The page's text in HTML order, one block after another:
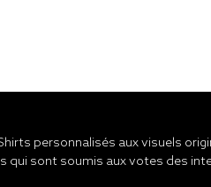
personnalisés aux visuels
qui sont soumis aux votes des